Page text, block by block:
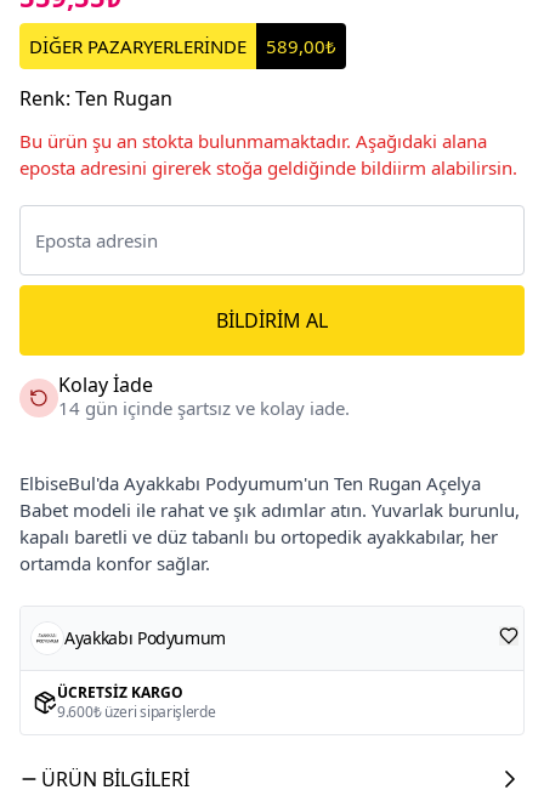
DİĞER PAZARYERLERİNDE 589,00₺
Renk: Ten Rugan
Bu ürün şu an stokta bulunmamaktadır. Aşağıdaki alana
eposta adresini girerek stoğa geldiğinde bildiirm alabilirsin.
BILDIRIM AL
Kolay İade
14 gün içinde şartsız ve kolay iade.
ElbiseBul'da Ayakkabı Podyumum'un Ten Rugan Açelya
Babet modeli ile rahat ve şık adımlar atın. Yuvarlak burunlu,
kapalı baretli ve düz tabanlı bu ortopedik ayakkabılar, her
ortamda konfor sağlar.
Ayakkabı Podyumum
ÜCRETSIZ KARGO
9.600₺ üzeri siparişlerde
ÜRÜN BILGILERI